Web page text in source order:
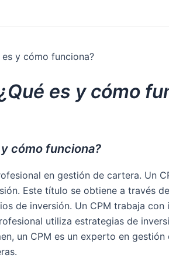
y cómo funciona?
es y cómo
cómo funciona?
en gestión de cartera. Un
Este título se obtiene a través
de inversión. Un CPM trabaja
utiliza estrategias de
un CPM es un experto en